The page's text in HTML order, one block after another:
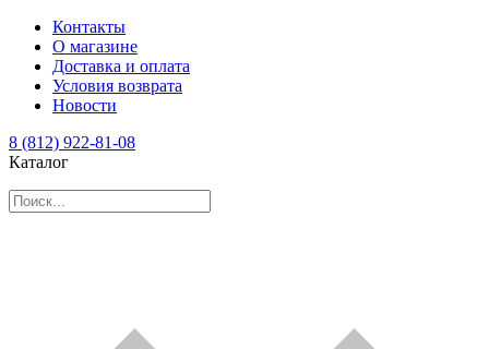
Контакты
О магазине
Доставка и оплата
Условия возврата
Новости
8 (812) 922-81-08
Каталог